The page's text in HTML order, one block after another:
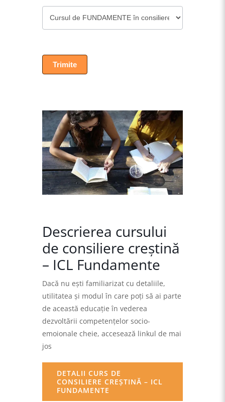
Trimite
Descrierea cursului
de consiliere creştină
– ICL Fundamente
Dacă nu eşti familiarizat cu detaliile,
utilitatea şi modul în care poţi să ai parte
de această educaţie în vederea
dezvoltării competenţelor socio-
emoionale cheie, accesează linkul de mai
jos
DETALII CURS DE
CONSILIERE CREŞTINĂ – ICL
FUNDAMENTE